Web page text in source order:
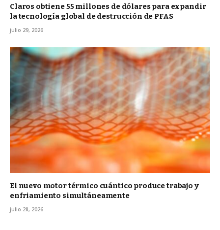
Claros obtiene 55 millones de dólares para expandir
la tecnología global de destrucción de PFAS
julio 29, 2026
El nuevo motor térmico cuántico produce trabajo y
enfriamiento simultáneamente
julio 28, 2026